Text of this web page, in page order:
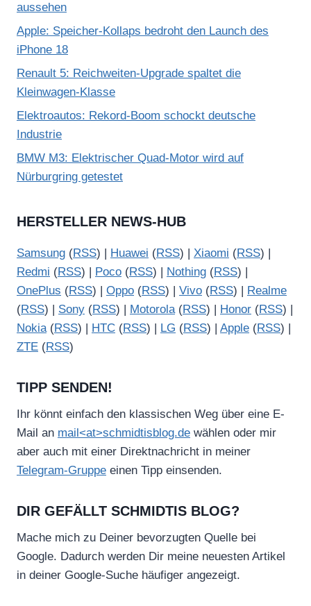
aussehen
Apple: Speicher-Kollaps bedroht den Launch des
iPhone 18
Renault 5: Reichweiten-Upgrade spaltet die
Kleinwagen-Klasse
Elektroautos: Rekord-Boom schockt deutsche
Industrie
BMW M3: Elektrischer Quad-Motor wird auf
Nürburgring getestet
HERSTELLER NEWS-HUB
Samsung (RSS) | Huawei (RSS) | Xiaomi (RSS) |
Redmi (RSS) | Poco (RSS) | Nothing (RSS) |
OnePlus (RSS) | Oppo (RSS) | Vivo (RSS) |
Realme
(RSS) | Sony (RSS) | Motorola(RSS) | Honor (RSS) |
Nokia(RSS) | HTC (RSS) | LG (RSS) | Apple (RSS) |
ZTE (RSS)
TIPP SENDEN!
Ihr könnt einfach den klassischen Weg über eine E-
Mail an mail<at>schmidtisblog.de wählen oder mir
aber auch mit einer Direktnachricht in meiner
Telegram-Gruppe einen Tipp einsenden.
DIR GEFÄLLT SCHMIDTIS BLOG?
Mache mich zu Deiner bevorzugten Quelle bei
Google. Dadurch werden Dir meine neuesten Artikel
in deiner Google-Suche häufiger angezeigt.